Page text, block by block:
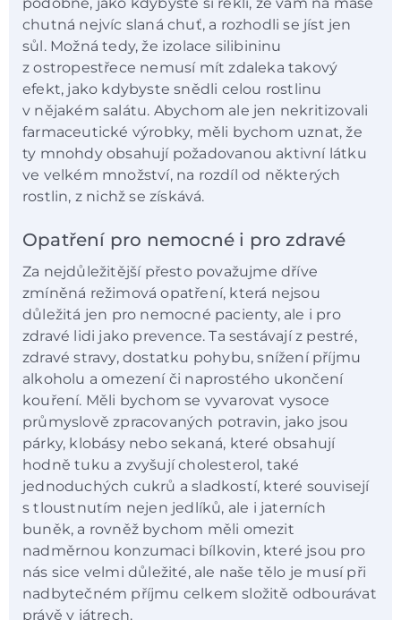
chutná nejvíc slaná chuť, a rozhodli se jíst jen
sůl. Možná tedy, že izolace silibininu
z ostropestřece nemusí mít zdaleka takový
efekt, jako kdybyste snědli celou rostlinu
v nějakém salátu. Abychom ale jen nekritizovali
farmaceutické výrobky, měli bychom uznat, že
ty mnohdy obsahují požadovanou aktivní látku
ve velkém množství, na rozdíl od některých
rostlin, z nichž se získává.
Opatření pro nemocné i pro zdravé
Za nejdůležitější přesto považujme dříve
zmíněná režimová opatření, která nejsou
důležitá jen pro nemocné pacienty, ale i pro
zdravé lidi jako prevence. Ta sestávají z pestré,
zdravé stravy, dostatku pohybu, snížení příjmu
alkoholu a omezení či naprostého ukončení
kouření. Měli bychom se vyvarovat vysoce
průmyslově zpracovaných potravin, jako jsou
párky, klobásy nebo sekaná, které obsahují
hodně tuku a zvyšují cholesterol, také
jednoduchých cukrů a sladkostí, které souvisejí
s tloustnutím nejen jedlíků, ale i jaterních
buněk, a rovněž bychom měli omezit
nadměrnou konzumaci bílkovin, které jsou pro
nás sice velmi důležité, ale naše tělo je musí při
nadbytečném příjmu celkem složitě odbourávat
právě v játrech.